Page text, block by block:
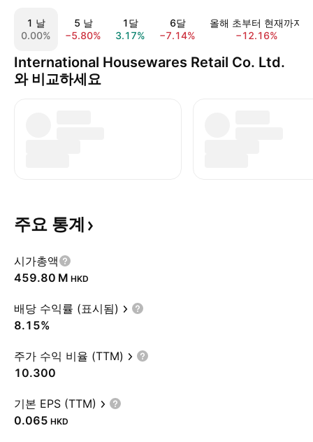
1 날
0.00%
5 날
−5.80%
1달
3.17%
6달
−7.14%
올해 초부터 현재까지
−12.16%
International Housewares Retail Co. Ltd.
와 비교하세요
주요 통계
시가총액
‪459.80 M‬ HKD
배당 수익률 (표시됨)
8.15%
주가 수익 비율 (TTM)
10.300
기본 EPS (TTM)
0.065 HKD